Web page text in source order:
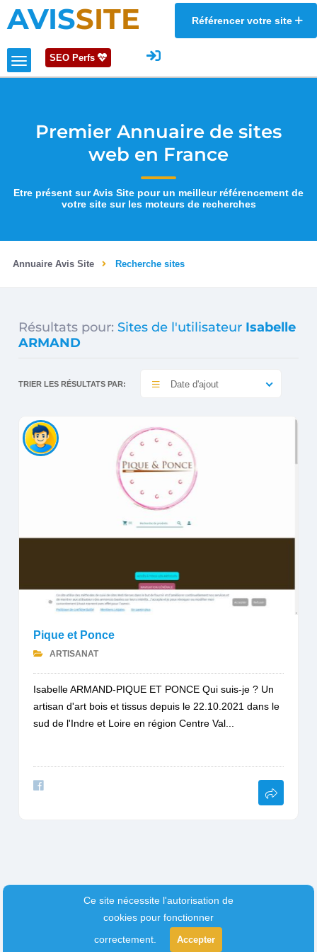
AVISSITE Référencer votre site
SEO Perfs
Premier Annuaire de sites
web en France
Etre présent sur Avis Site pour un meilleur référencement de
votre site sur les moteurs de recherches
Annuaire Avis Site Recherche sites
Résultats pour: Sites de l'utilisateur Isabelle
ARMAND
TRIER LES RÉSULTATS PAR: Date d'ajout
Pique et Ponce
ARTISANAT
Isabelle ARMAND-PIQUE ET PONCE Qui suis-je ? Un
artisan d'art bois et tissus depuis le 22.10.2021 dans le
sud de l'Indre et Loire en région Centre Val...
Ce site nécessite l'autorisation de
cookies pour fonctionner
correctement.
Accepter